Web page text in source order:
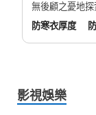
無後顧之憂地探
防寒衣厚度
影視娛樂